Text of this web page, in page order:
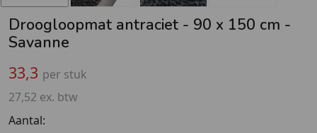
Droogloopmat antraciet - 90 x 150 cm -
Savanne
33,3 per stuk
27,52 ex. btw
Aantal: